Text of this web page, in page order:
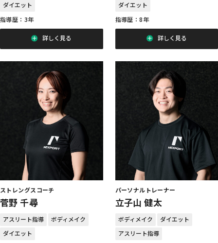
ダイエット
指導歴：3年
詳しく見る
ダイエット
指導歴：8年
詳しく見る
ストレングスコーチ
菅野 千尋
アスリート指導
ボディメイク
ダイエット
パーソナルトレーナー
立子山 健太
ボディメイク
ダイエット
アスリート指導